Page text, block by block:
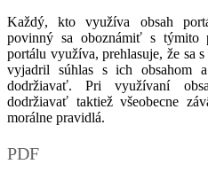
Každý, kto využíva obsah
povinný sa oboznámiť s týmito
portálu využíva, prehlasuje, že sa
vyjadril súhlas s ich obsahom
dodržiavať. Pri využívaní
dodržiavať taktiež všeobecne
morálne pravidlá.
PDF